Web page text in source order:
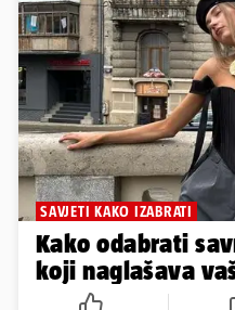
SAVJETI KAKO IZABRATI
Kako odabrati
koji naglašava